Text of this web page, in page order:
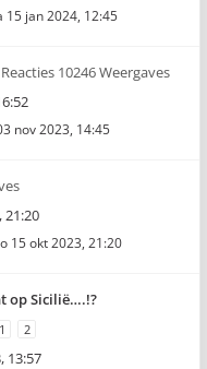
15 jan 2024, 12:45
10246 Weergaves
nov 2023, 14:45
21:20
15 okt 2023, 21:20
op Sicilië….!?
1 2
13:57